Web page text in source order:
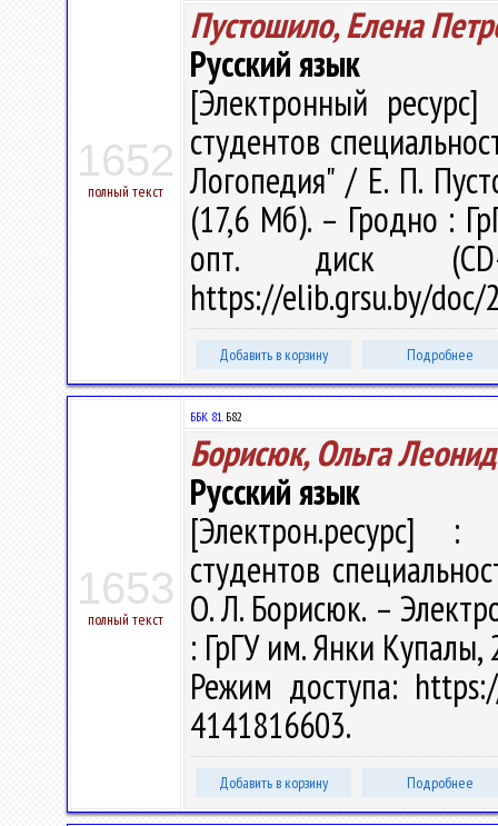
1652
полный текст
Пустошило, Елена
Русский язык
[Электронный
студентов
Логопедия" / Е. П.
(17,6 Мб). – Гродно :
опт. диск
https://elib.grsu.by/doc/
Добавить в корзину Подробнее
1653
полный текст
ББК 81.Б82
Борисюк, Ольга
Русский язык
[Электрон.ресурс] :
студентов
О. Л. Борисюк. –
: ГрГУ им. Янки Купалы,
Режим доступа:
4141816603.
Добавить в корзину Подробнее